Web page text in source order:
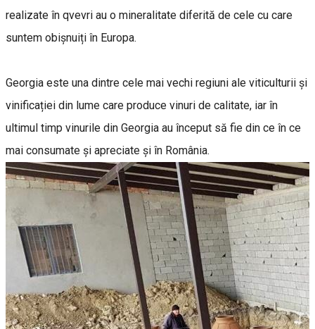
realizate în qvevri au o mineralitate diferită de cele cu care
suntem obișnuiți în Europa.
Georgia este una dintre cele mai vechi regiuni ale viticulturii și
vinificației din lume care produce vinuri de calitate, iar în
ultimul timp vinurile din Georgia au început să fie din ce în ce
mai consumate și apreciate și în România.